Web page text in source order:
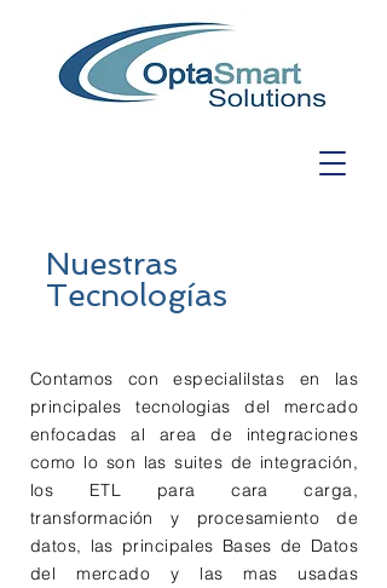
Nuestras
Tecnologías
Contamos con especialilstas en las
principales tecnologias del mercado
enfocadas al area de integraciones
como lo son las suites de integración,
los ETL para cara carga,
transformación y procesamiento de
datos, las principales Bases de Datos
del mercado y las mas usadas